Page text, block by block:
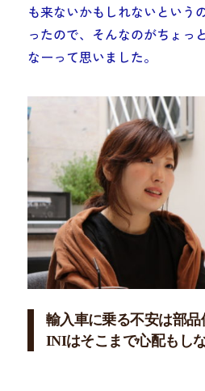
も来ないかもしれないという
ったので、そんなのがちょっ
なーって思いました。
輸入車に乗る不安は部
INIはそこまで心配もし